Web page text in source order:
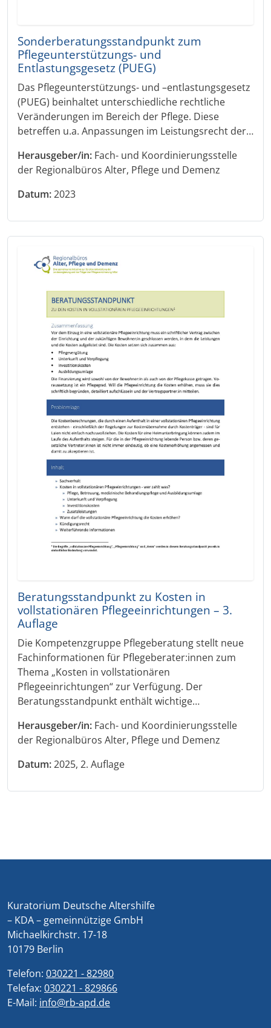
Sonderberatungsstandpunkt zum
Pflegeunterstützungs- und
Entlastungsgesetz (PUEG)
Das Pflegeunterstützungs- und –entlastungsgesetz
(PUEG) beinhaltet unterschiedliche rechtliche
Veränderungen im Bereich der Pflege. Diese
betreffen u.a. Anpassungen im Leistungsrecht der…
Herausgeber/in: Fach- und Koordinierungsstelle
der Regionalbüros Alter, Pflege und Demenz
Datum:2023
Beratungsstandpunkt zu Kosten in
vollstationären Pflegeeinrichtungen – 3.
Auflage
Die Kompetenzgruppe Pflegeberatung stellt neue
Fachinformationen für Pflegeberater:innen zum
Thema „Kosten in vollstationären
Pflegeeinrichtungen“ zur Verfügung. Der
Beratungsstandpunkt enthält wichtige…
Herausgeber/in: Fach- und Koordinierungsstelle
der Regionalbüros Alter, Pflege und Demenz
Datum:2025, 2. Auflage
Kuratorium Deutsche Altershilfe
– KDA – gemeinnützige GmbH
Michaelkirchstr. 17-18
10179 Berlin
Telefon: 030221 - 82980
Telefax: 030221 - 829866
E-Mail: info@rb-apd.de